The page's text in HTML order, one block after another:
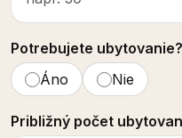
Potrebujete ubytovanie?
Áno
Nie
Približný počet